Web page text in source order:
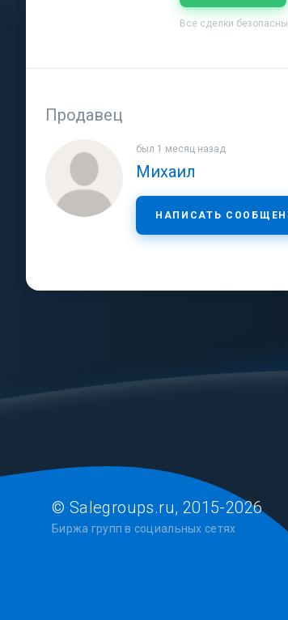
Все сделки
Продавец
был 1 месяц назад
Михаил
НАПИСАТЬ
© Salegroups.ru, 2015-2026
Биржа групп в социальных сетях